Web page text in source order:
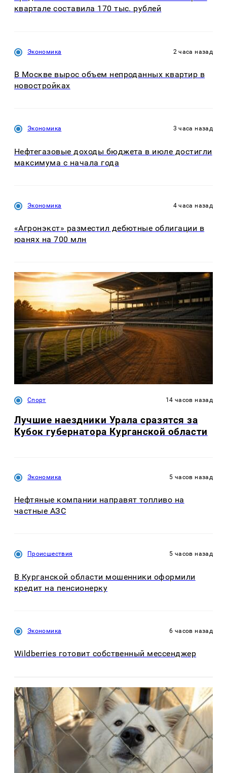
квартале составила 170 тыс. рублей
Экономика 2 часа назад
В Москве вырос объем непроданных квартир в
новостройках
Экономика 3 часа назад
Нефтегазовые доходы бюджета в июле достигли
максимума с начала года
Экономика 4 часа назад
«Агронэкст» разместил дебютные облигации в
юанях на 700 млн
Спорт 14 часов назад
Лучшие наездники Урала сразятся за
Кубок губернатора Курганской области
Экономика 5 часов назад
Нефтяные компании направят топливо на
частные АЗС
Происшествия 5 часов назад
В Курганской области мошенники оформили
кредит на пенсионерку
Экономика 6 часов назад
Wildberries готовит собственный мессенджер